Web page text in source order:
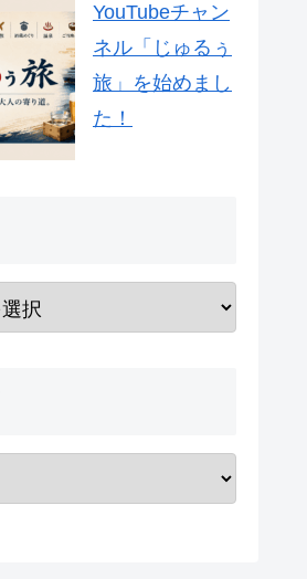
YouTubeチャン
ネル「じゅるぅ
旅」を始めまし
た！